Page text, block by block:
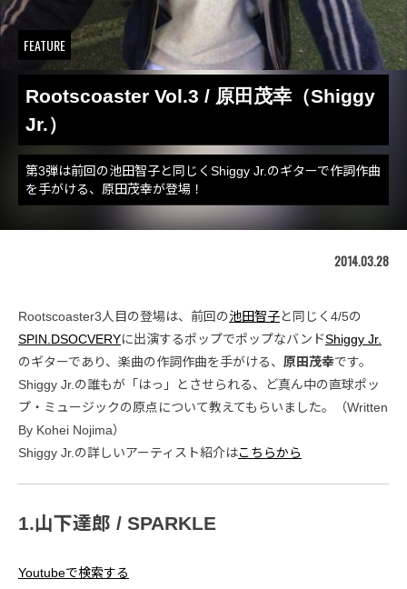
FEATURE
Rootscoaster Vol.3 / 原田茂幸（Shiggy
Jr.）
第3弾は前回の池田智子と同じくShiggy Jr.のギターで作詞作曲
を手がける、原田茂幸が登場！
2014.03.28
Rootscoaster3人目の登場は、前回の池田智子と同じく4/5の
SPIN.DSOCVERYに出演するポップでポップなバンドShiggy Jr.
のギターであり、楽曲の作詞作曲を手がける、 原田茂幸です。
Shiggy Jr.の誰もが「はっ」とさせられる、ど真ん中の直球ポッ
プ・ミュージックの原点について教えてもらいました。（Written
By Kohei Nojima）
Shiggy Jr.の詳しいアーティスト紹介はこちらから
1.山下達郎 / SPARKLE
Youtubeで検索する